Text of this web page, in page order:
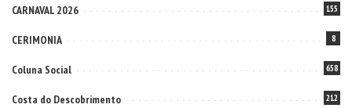
CARNAVAL 2026 155
CERIMONIA 8
Coluna Social 658
Costa do Descobrimento 212